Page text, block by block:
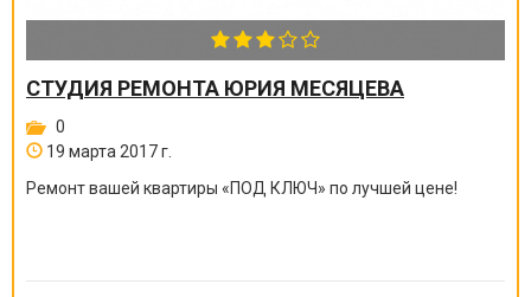
СТУДИЯ РЕМОНТА ЮРИЯ МЕСЯЦЕВА
0
19 марта 2017 г.
Ремонт вашей квартиры «ПОД КЛЮЧ» по лучшей цене!